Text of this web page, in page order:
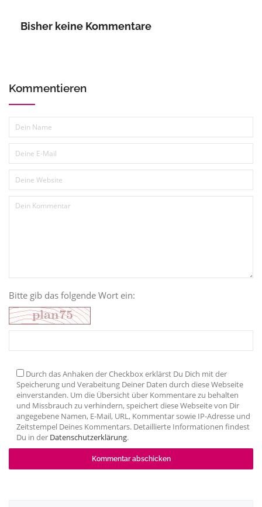
Bisher keine Kommentare
Kommentieren
Bitte gib das folgende Wort ein:
Durch das Anhaken der Checkbox erklärst Du Dich mit der
Speicherung und Verabeitung Deiner Daten durch diese Webseite
einverstanden. Um die Übersicht über Kommentare zu behalten
und Missbrauch zu verhindern, speichert diese Webseite von Dir
angegebene Namen, E-Mail, URL, Kommentar sowie IP-Adresse und
Zeitstempel Deines Kommentars. Detaillierte Informationen findest
Du in der Datenschutzerklärung.